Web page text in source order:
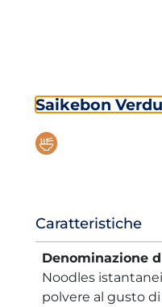
Saikebon
Informazioni
prodotto
Caratteristiche
Denominazione
Noodles
polvere al gusto di